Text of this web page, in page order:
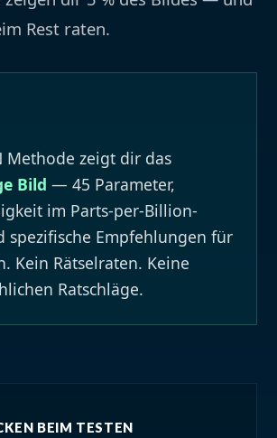
Rest raten.
Methode zeigt dir das
Bild — 45 Parameter,
im Parts-per-Billion-
spezifische Empfehlungen für
Kein Rätselraten. Keine
Ratschläge.
BEIM TESTEN